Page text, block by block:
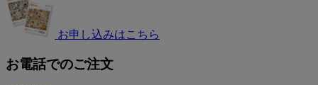
お申し込みはこちら
お電話でのご注文